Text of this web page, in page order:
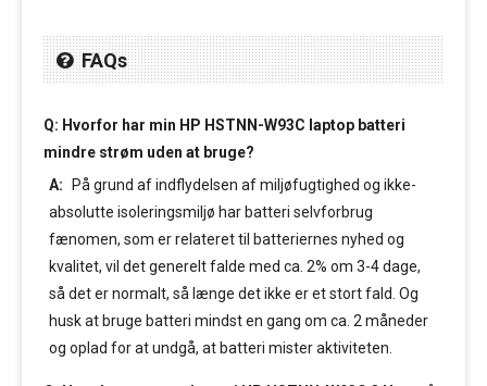
FAQs
Q: Hvorfor har min HP HSTNN-W93C laptop batteri
mindre strøm uden at bruge?
A:
På grund af indflydelsen af miljøfugtighed og ikke-
absolutte isoleringsmiljø har batteri selvforbrug
fænomen, som er relateret til batteriernes nyhed og
kvalitet, vil det generelt falde med ca. 2% om 3-4 dage,
så det er normalt, så længe det ikke er et stort fald. Og
husk at bruge batteri mindst en gang om ca. 2 måneder
og oplad for at undgå, at batteri mister aktiviteten.